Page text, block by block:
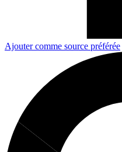
Ajouter comme source préférée